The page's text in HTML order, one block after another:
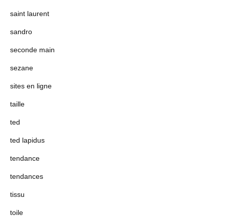
saint laurent
sandro
seconde main
sezane
sites en ligne
taille
ted
ted lapidus
tendance
tendances
tissu
toile